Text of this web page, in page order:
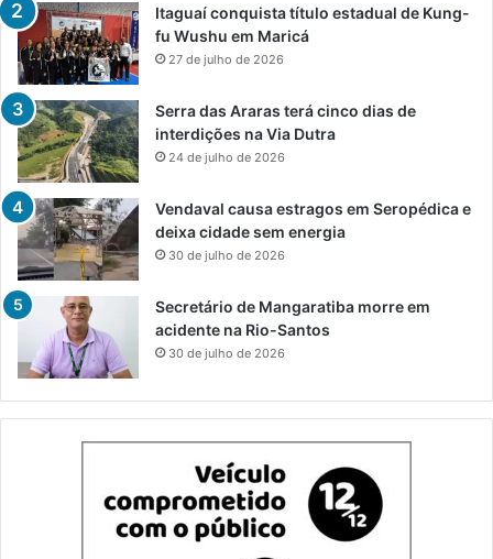
Itaguaí conquista título estadual de Kung-
fu Wushu em Maricá
27 de julho de 2026
Serra das Araras terá cinco dias de
interdições na Via Dutra
24 de julho de 2026
Vendaval causa estragos em Seropédica e
deixa cidade sem energia
30 de julho de 2026
Secretário de Mangaratiba morre em
acidente na Rio-Santos
30 de julho de 2026